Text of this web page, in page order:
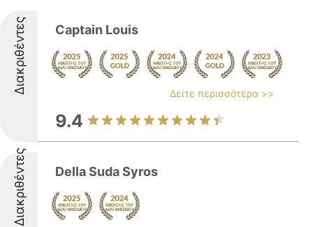
Διακριθέντες Captain Louis
Δείτε περισσότερα >>
9.4
Διακριθέντες Della Suda Syros